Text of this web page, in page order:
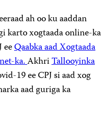
ah oo ku aaddan
karto xogtaada online-ka
eeQaabka aad Xogtaada
ka.AkhriTallooyinka
19 ee CPJ si aad xog
aad guriga ka